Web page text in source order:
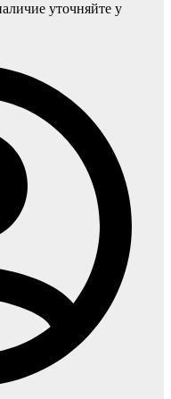
уточняйте у